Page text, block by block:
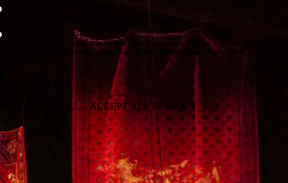
These are cookies that enable us to know how many times a given page has been consulted. We use this
information solely to improve the content of our website. These cookies are only placed if you agree to
NO THANK YOU ACCEPT ALL COOKIES
WITHDRAW CONSENT